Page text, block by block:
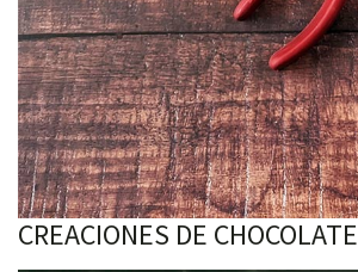
CREACIONES DE CHOCOLATE